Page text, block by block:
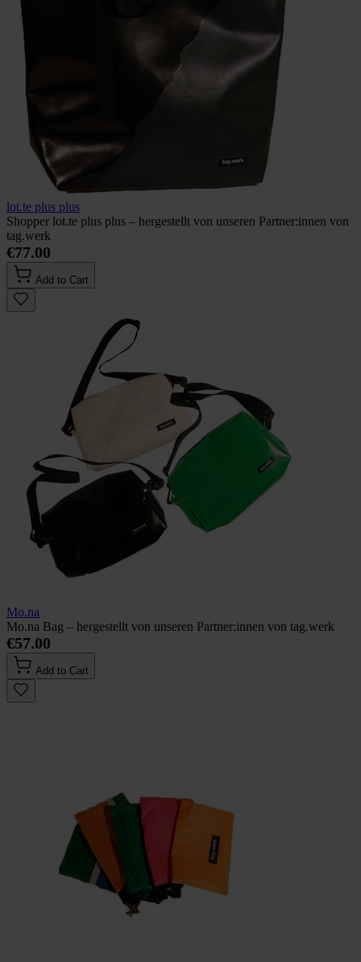
lot.te plus plus
Shopper lot.te plus plus – hergestellt von unseren Partner:innen von
tag.werk
€77.00
Add to Cart
Mo.na
Mo.na Bag – hergestellt von unseren Partner:innen von tag.werk
€57.00
Add to Cart